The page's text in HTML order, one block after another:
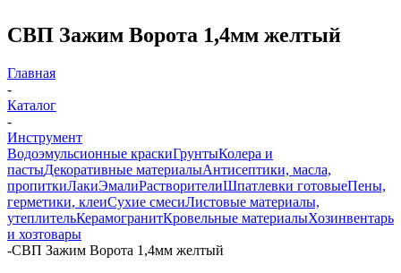
СВП Зажим Ворота 1,4мм желтый
Главная
-
Каталог
-
Инструмент
Водоэмульсионные краскиГрунтыКолера и
пастыДекоративные материалыАнтисептики, масла,
пропиткиЛакиЭмалиРастворителиШпатлевки готовыеПены,
герметики, клеиСухие смесиЛистовые материалы,
утеплительКерамогранитКровельные материалыХозинвентарь
и хозтовары
-СВП Зажим Ворота 1,4мм желтый